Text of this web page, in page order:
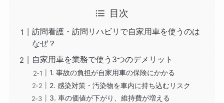
目次
訪問看護・訪問リハビリで自家用車を使うのは
なぜ？
自家用車を業務で使う3つのデメリット
1. 事故の負担が自家用車の保険にかかる
2. 感染対策・汚染物を車内に持ち込むリスク
3. 車の価値が下がり、維持費が増える